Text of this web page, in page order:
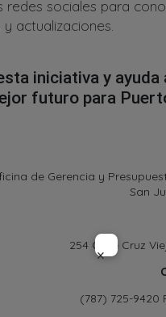
redes sociales para
actualizaciones.
iniciativa y
futuro para
de Gerencia y
San
254 Calle Cruz
(787) 725-9420
×